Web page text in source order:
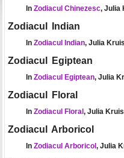
In Zodiacul Chinezesc, Julia
Zodiacul Indian
In Zodiacul Indian, Julia
Zodiacul Egiptean
In Zodiacul Egiptean, Julia
Zodiacul Floral
In Zodiacul Floral , Julia
Zodiacul Arboricol
In Zodiacul Arboricol , Julia